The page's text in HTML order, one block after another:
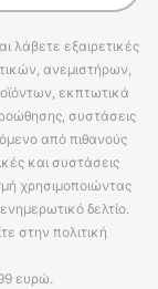
λάβετε εξαιρετικές
ανεμιστήρων,
εκπτωτικά
συστάσεις
από πιθανούς
και συστάσεις
χρησιμοποιώντας
δελτίο.
στην πολιτική
ευρώ.